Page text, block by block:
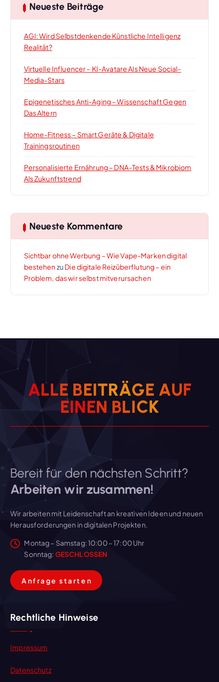
Neueste Beiträge
AGI: Wird Selbstdenkende Künstliche Intelligenz
Realität?
Virtuelle Influencer – KI-Avatare Als Neue Social-
Media-Stars
Epigenetisches Anti-Aging – Wissenschaft Gegen
Das Altern
Home-Fitness – Smart Geräte & Digitale
Trainingsroutinen
Personalisierte Ernährung – DNA-Tests & Mikrobiom
Als Zukunftstrend
Neueste Kommentare
Sichtbar ohne Werbung – Wie Vape-Marken digital
bestehenzu Die digitale Reizüberflutung – ein
Problem, das wir selbst mitverursachen
ALLE BEITRÄGE AUF
EINEN BLICK
Bereit für den nächsten Schritt?
Arbeiten wir zusammen!
Wir arbeiten mit Leidenschaft an kreativen Ideen und neuen
Herausforderungen in digitalen Projekten.
Montag – Samstag: 10:00 – 17:00 Uhr
Sonntag: GESCHLOSSEN
A nf rage sta rt e n
Rechtliche Hinweise
Impressum
Datenschutz